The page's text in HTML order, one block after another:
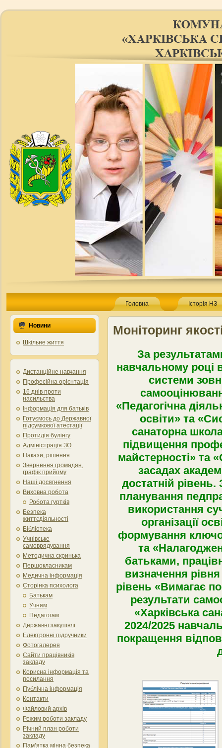
Головна Історія НЗ
Новини
Шкільне життя
Дистанційне навчання
Професійна орієнтація
16 днів проти
насильства
Інформація для батьків
Готуємось до Державної
підсумкової атестації
Протидія булінгу
Адміністрація ЗО
Накази, рішення
Звернення громадян,
графік прийому
Наші досягнення
Виховна робота
Робота гуртків
Безпека
життєдіяльності
Бібліотека
Учнівське
самоврядування
Методична скринька
Першокласникам
Медична інформація
Сторінка психолога
Батькам
Учням
Педагогам
Державні закупівлі
Електронні підручники
Фотогалерея
Сайти працівників
закладу
Корисна інформація та
посилання
Публічна інформація
Контакти
Файловий архів
Режим роботи закладу
Річний план роботи
закладу
Пам’ятка мінна безпека
Моніторинг
За
навчальному році
системи
«Педагогічна
освіти» та
санаторна
підвищення
майстерності» та
засадах
достатній
планування
використання
організації
формування
та
батьками,
визначення рівня
рівень «Вимагає
результати
«Харківська
2024/2025
покращення